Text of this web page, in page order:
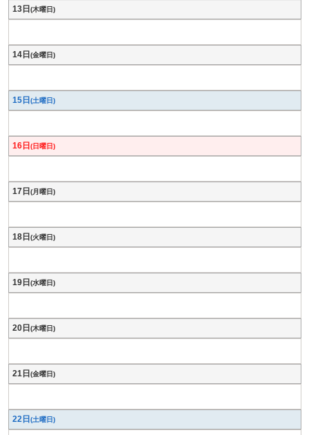
13日 (木曜日)
14日 (金曜日)
15日 (土曜日)
16日 (日曜日)
17日 (月曜日)
18日 (火曜日)
19日 (水曜日)
20日 (木曜日)
21日 (金曜日)
22日 (土曜日)